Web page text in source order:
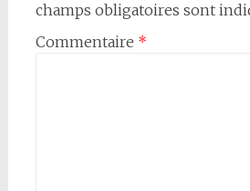
champs obligatoires sont
Commentaire *